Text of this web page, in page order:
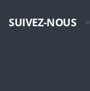
SUIVEZ-NOUS